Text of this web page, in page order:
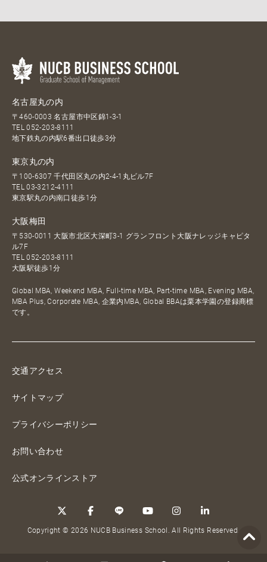
名古屋丸の内
〒460-0003 名古屋市中区錦1-3-1
TEL052-203-8111
地下鉄丸の内駅6番出口徒歩3分
東京丸の内
〒100-6307 千代田区丸の内2-4-1丸ビル7F
TEL03-3212-4111
東京駅丸の内南口徒歩1分
大阪梅田
〒530-0011 大阪市北区大深町3-1 グランフロント大阪ナレッジキャピタ
ル7F
TEL052-203-8111
大阪駅徒歩1分
Global MBA, Weekend MBA, Full-time MBA, Part-time MBA, Evening MBA,
MBA Plus, Corporate MBA, 企業内MBA, Global BBAは栗本学園の登録商標
です。
交通アクセス
サイトマップ
プライバシーポリシー
お問い合わせ
公式オンラインストア
Copyright © 2026 NUCB Business School. All Rights Reserved.